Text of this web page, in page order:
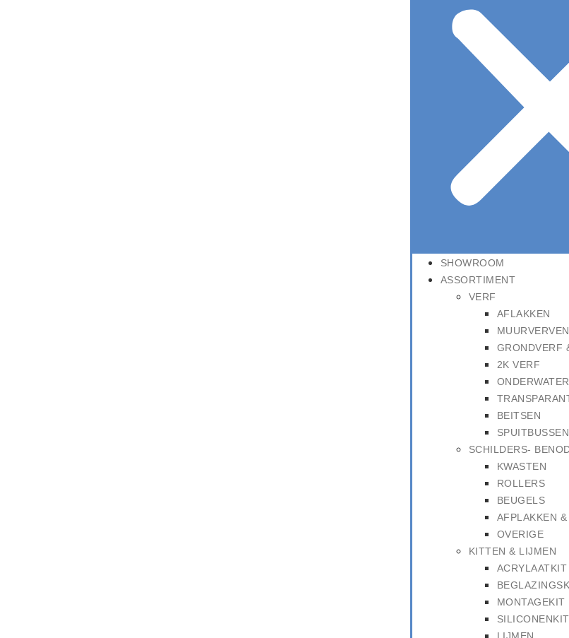
SHOWROOM
ASSORTIMENT
VERF
AFLAKKEN
MUURVERVEN
GRONDVERF
2K VERF
BEITSEN
SPUITBUSSEN
SCHILDERS-
KWASTEN
ROLLERS
BEUGELS
AFPLAKKEN
OVERIGE
KITTEN & LIJMEN
ACRYLAATKIT
MONTAGEKIT
SILICONENKIT